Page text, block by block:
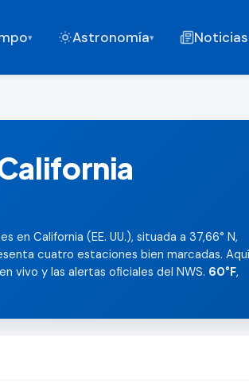
▾ Astronomía▾ Noticias
en California (EE. UU.), situada a 37,66° N,
cuatro estaciones bien marcadas. Aquí
vivo y las alertas oficiales del NWS. 60°F,